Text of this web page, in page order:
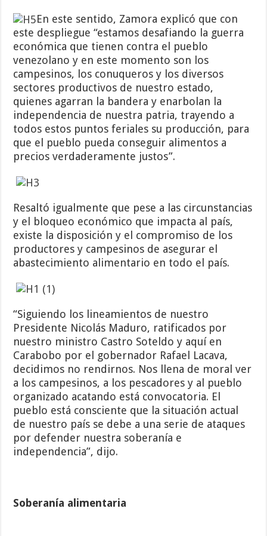
En este sentido, Zamora explicó que con
este despliegue “estamos desafiando la guerra
económica que tienen contra el pueblo
venezolano y en este momento son los
campesinos, los conuqueros y los diversos
sectores productivos de nuestro estado,
quienes agarran la bandera y enarbolan la
independencia de nuestra patria, trayendo a
todos estos puntos feriales su producción, para
que el pueblo pueda conseguir alimentos a
precios verdaderamente justos”.
Resaltó igualmente que pese a las circunstancias
y el bloqueo económico que impacta al país,
existe la disposición y el compromiso de los
productores y campesinos de asegurar el
abastecimiento alimentario en todo el país.
“Siguiendo los lineamientos de nuestro
Presidente Nicolás Maduro, ratificados por
nuestro ministro Castro Soteldo y aquí en
Carabobo por el gobernador Rafael Lacava,
decidimos no rendirnos. Nos llena de moral ver
a los campesinos, a los pescadores y al pueblo
organizado acatando está convocatoria. El
pueblo está consciente que la situación actual
de nuestro país se debe a una serie de ataques
por defender nuestra soberanía e
independencia”, dijo.
Soberanía alimentaria